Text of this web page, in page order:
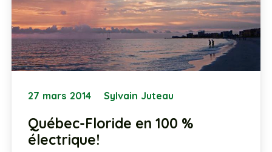
27 mars 2014 Sylvain Juteau
Québec-Floride en 100 %
électrique!